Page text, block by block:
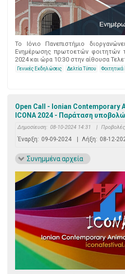
Το Ιόνιο Πανεπιστήμιο
Ενημέρωσης πρωτοετών φοιτητών
2024 και ώρα 10:30 στην αίθουσα
Γενικές Εκδηλώσεις Δελτία Τύπου
Open Call - Ionian Contemporary
ICONA 2024 - Παράταση
Δημοσίευση: 08-10-2024 14:31 |
Έναρξη: 09-09-2024 | Λήξη: 08-12-
Συνημμένα αρχεία